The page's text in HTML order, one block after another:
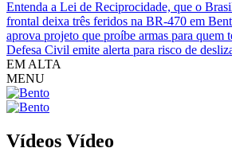
Entenda a Lei de Reciprocidade, que o
frontal deixa três feridos na BR-470 em
aprova projeto que proíbe armas para quem
Defesa Civil emite alerta para risco de
EM ALTA
MENU
Vídeos Vídeo